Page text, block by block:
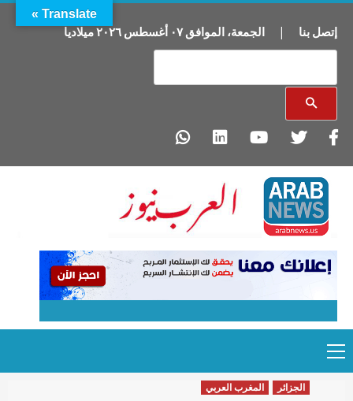
إتصل بنا | الجمعة، الموافق٠٧ أغسطس ٢٠٢٦ميلاديا
to
content
Menu
الجزائر المغرب العربي
Translate »